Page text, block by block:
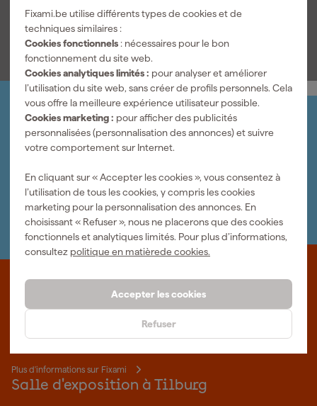
Fixami.be utilise différents types de cookies et de
techniques similaires :
Cookies fonctionnels : nécessaires pour le bon
fonctionnement du site web.
Cookies analytiques limités : pour analyser et améliorer
l’utilisation du site web, sans créer de profils personnels. Cela
vous offre la meilleure expérience utilisateur possible.
Cookies marketing : pour afficher des publicités
personnalisées (personnalisation des annonces) et suivre
votre comportement sur Internet.
En cliquant sur « Accepter les cookies », vous consentez à
l’utilisation de tous les cookies, y compris les cookies
marketing pour la personnalisation des annonces. En
choisissant « Refuser », nous ne placerons que des cookies
fonctionnels et analytiques limités. Pour plus d’informations,
consultez politique en matièrede cookies.
Accepter les cookies
Refuser
cuisines et d'autres pièces où un perçage précis dans le carrelage
est nécessaire.
Voir toutes les caractéristiques
Organisez-le vous-même
Connectez-vous et gérez vos commandes et vos
factures.
Abonnez-vous à la newsletter hebdomadaire
Nous sommes heureux de vous aider
Nous nous ferons un plaisir de vous aider. Contactez l'un
de nos spécialistes.
Que représente Fixami?
Des outils professionnels et des conseils personnalisés : nous
sommes le spécialiste en ligne, quel que soit votre projet. Fixami
Plus d'informations sur Fixami
Salle d'exposition à Tilburg